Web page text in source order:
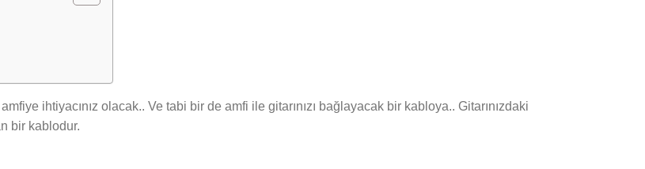
ihtiyacınız olacak.. Ve tabi bir de amfi ile gitarınızı bağlayacak bir kabloya.. Gitarınızdaki
bir kablodur.